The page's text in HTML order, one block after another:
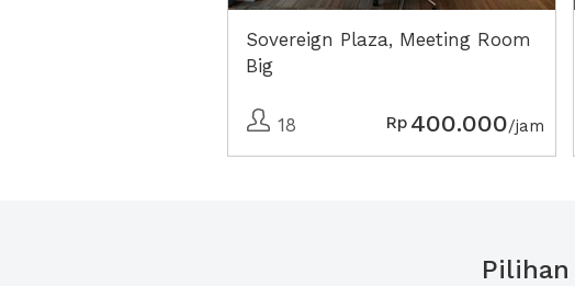
Sovereign Plaza, Meeting Room
Big
18 Rp 400.000/jam